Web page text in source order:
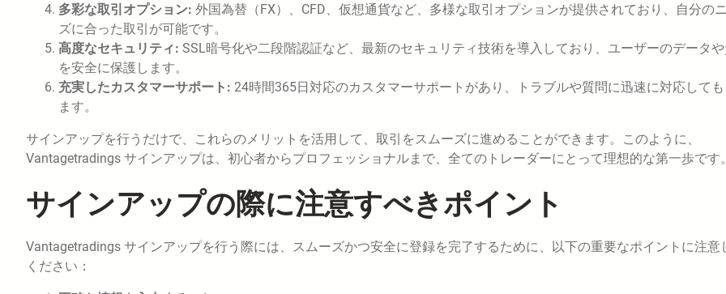
多彩な取引オプション: 外国為替（FX）、CFD、仮想通貨など、多様な取引オプションが提供されており、自分の
ズに合った取引が可能です。
高度なセキュリティ: SSL暗号化や二段階認証など、最新のセキュリティ技術を導入しており、ユーザーのデータ
を安全に保護します。
充実したカスタマーサポート: 24時間365日対応のカスタマーサポートがあり、トラブルや質問に迅速に対応しても
ます。
サインアップを行うだけで、これらのメリットを活用して、取引をスムーズに進めることができます。このように、
Vantagetradings サインアップは、初心者からプロフェッショナルまで、全てのトレーダーにとって理想的な第一歩です。
サインアップの際に注意すべきポイント
Vantagetradings サインアップを行う際には、スムーズかつ安全に登録を完了するために、以下の重要なポイントに注意
ください：